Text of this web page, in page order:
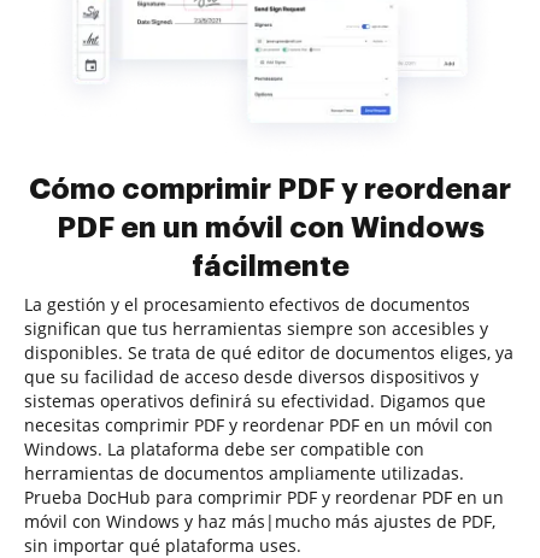
Cómo comprimir PDF y reordenar
PDF en un móvil con Windows
fácilmente
La gestión y el procesamiento efectivos de documentos
significan que tus herramientas siempre son accesibles y
disponibles. Se trata de qué editor de documentos eliges, ya
que su facilidad de acceso desde diversos dispositivos y
sistemas operativos definirá su efectividad. Digamos que
necesitas comprimir PDF y reordenar PDF en un móvil con
Windows. La plataforma debe ser compatible con
herramientas de documentos ampliamente utilizadas.
Prueba DocHub para comprimir PDF y reordenar PDF en un
móvil con Windows y haz más|mucho más ajustes de PDF,
sin importar qué plataforma uses.